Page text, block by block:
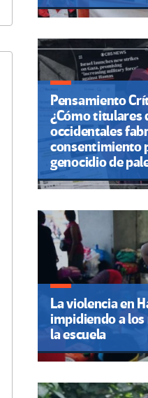
Pensamiento
¿Cómo titulares
occidentales
consentimiento
genocidio de
La violencia en
impidiendo a los
la escuela